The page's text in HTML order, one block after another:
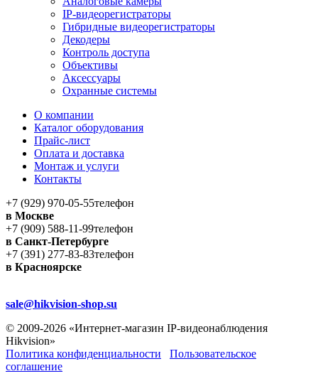
IP-видеорегистраторы
Гибридные видеорегистраторы
Декодеры
Контроль доступа
Объективы
Аксессуары
Охранные системы
О компании
Каталог оборудования
Прайс-лист
Оплата и доставка
Монтаж и услуги
Контакты
+7 (929) 970-05-55телефон
в Москве
+7 (909) 588-11-99телефон
в Санкт-Петербурге
+7 (391) 277-83-83телефон
в Красноярске
sale@hikvision-shop.su
© 2009-2026 «Интернет-магазин IP-видеонаблюдения
Hikvision»
Политика конфиденциальности
Пользовательское
соглашение